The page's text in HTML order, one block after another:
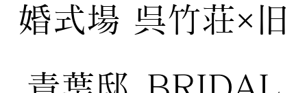
婚式場 呉竹荘×旧